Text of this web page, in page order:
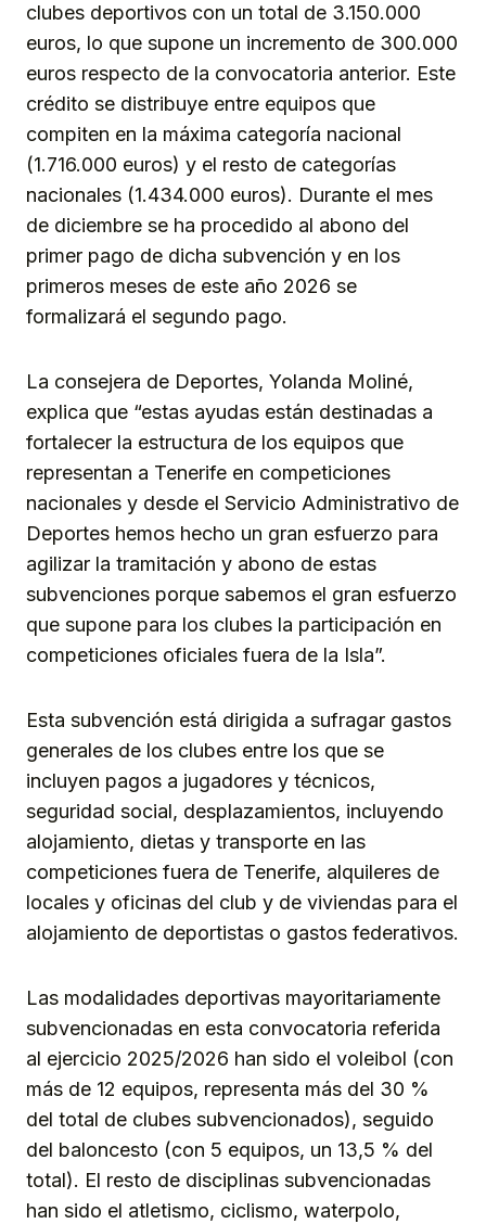
clubes deportivos con un total de 3.150.000
euros, lo que supone un incremento de 300.000
euros respecto de la convocatoria anterior. Este
crédito se distribuye entre equipos que
compiten en la máxima categoría nacional
(1.716.000 euros) y el resto de categorías
nacionales (1.434.000 euros). Durante el mes
de diciembre se ha procedido al abono del
primer pago de dicha subvención y en los
primeros meses de este año 2026 se
formalizará el segundo pago.
La consejera de Deportes, Yolanda Moliné,
explica que “estas ayudas están destinadas a
fortalecer la estructura de los equipos que
representan a Tenerife en competiciones
nacionales y desde el Servicio Administrativo de
Deportes hemos hecho un gran esfuerzo para
agilizar la tramitación y abono de estas
subvenciones porque sabemos el gran esfuerzo
que supone para los clubes la participación en
competiciones oficiales fuera de la Isla”.
Esta subvención está dirigida a sufragar gastos
generales de los clubes entre los que se
incluyen pagos a jugadores y técnicos,
seguridad social, desplazamientos, incluyendo
alojamiento, dietas y transporte en las
competiciones fuera de Tenerife, alquileres de
locales y oficinas del club y de viviendas para el
alojamiento de deportistas o gastos federativos.
Las modalidades deportivas mayoritariamente
subvencionadas en esta convocatoria referida
al ejercicio 2025/2026 han sido el voleibol (con
más de 12 equipos, representa más del 30 %
del total de clubes subvencionados), seguido
del baloncesto (con 5 equipos, un 13,5 % del
total). El resto de disciplinas subvencionadas
han sido el atletismo, ciclismo, waterpolo,